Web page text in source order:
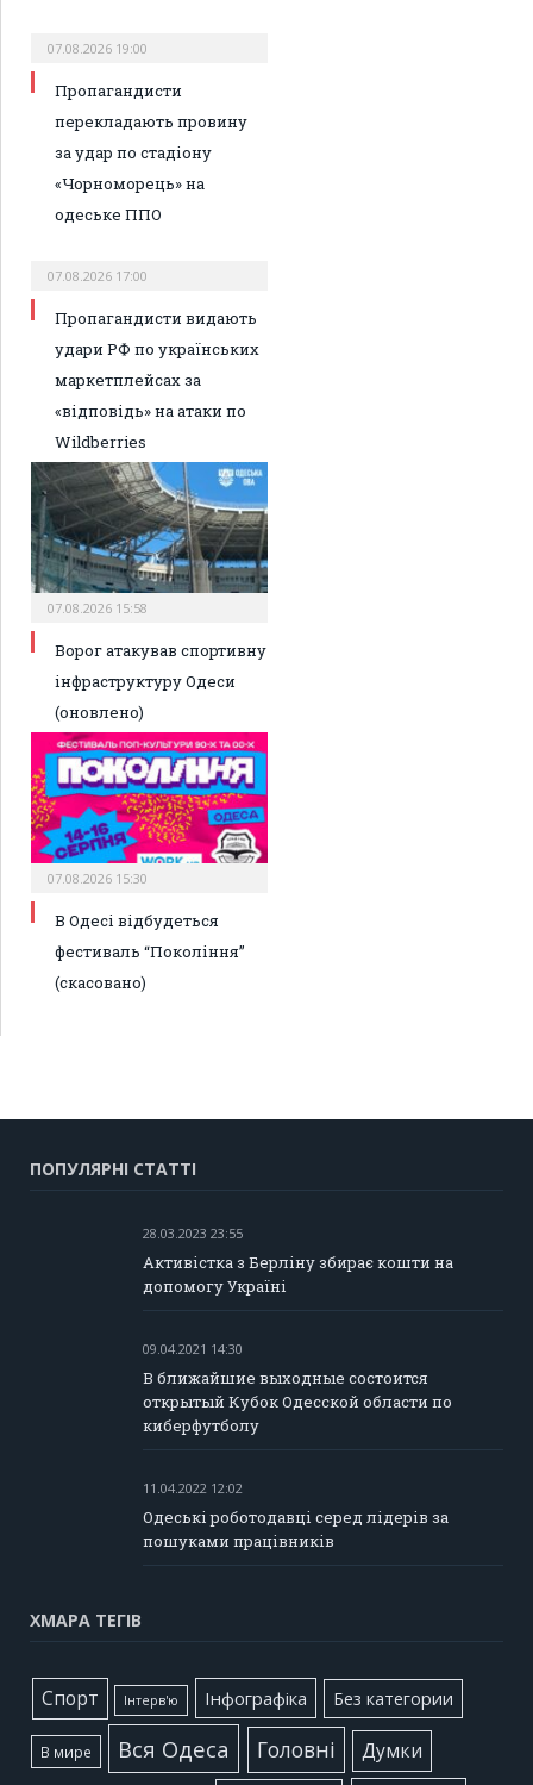
07.08.2026 19:00
Пропагандисти
перекладають провину
за удар по стадіону
«Чорноморець» на
одеське ППО
07.08.2026 17:00
Пропагандисти видають
удари РФ по українських
маркетплейсах за
«відповідь» на атаки по
Wildberries
07.08.2026 15:58
Ворог атакував спортивну
інфраструктуру Одеси
(оновлено)
07.08.2026 15:30
В Одесі відбудеться
фестиваль “Покоління”
(скасовано)
ПОПУЛЯРНІ СТАТТІ
28.03.2023 23:55
Активістка з Берліну збирає кошти на
допомогу Україні
09.04.2021 14:30
В ближайшие выходные состоится
открытый Кубок Одесской области по
киберфутболу
11.04.2022 12:02
Одеські роботодавці серед лідерів за
пошуками працівників
ХМАРА ТЕГІВ
Cпорт Інтерв'ю Інфографіка Без категории
В мире Вся Одеса Головні Думки